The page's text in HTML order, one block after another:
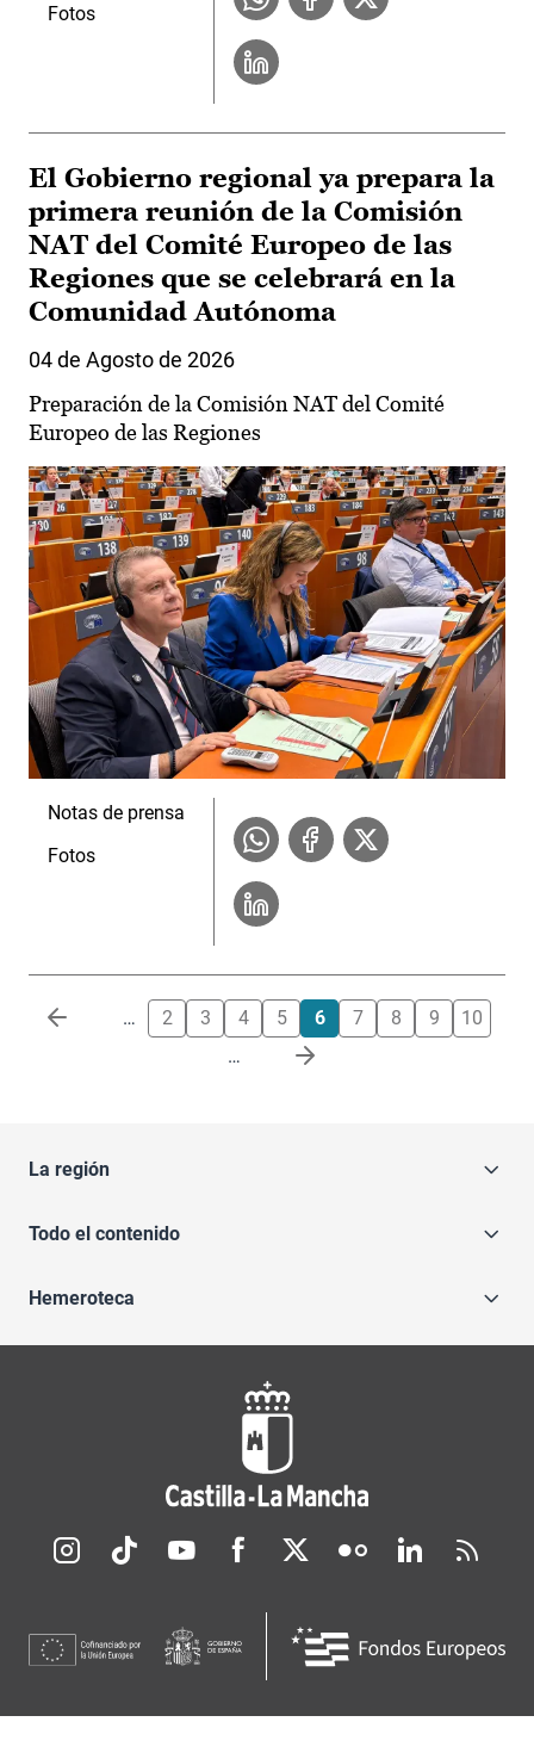
Fotos
El Gobierno regional ya prepara la
primera reunión de la Comisión
NAT del Comité Europeo de las
Regiones que se celebrará en la
Comunidad Autónoma
04 de Agosto de 2026
Preparación de la Comisión NAT del Comité
Europeo de las Regiones
Notas de prensa
Fotos
Paginación … 2 3 4 5 6 7 8 9
10
…
La región
Todo el contenido
Hemeroteca
Redes sociales JCCM